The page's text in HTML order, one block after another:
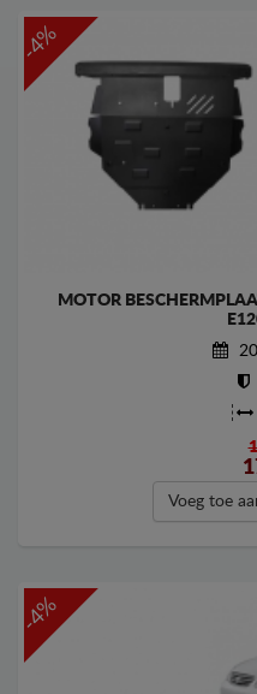
-4%
MOTOR
Voeg toe
-4%